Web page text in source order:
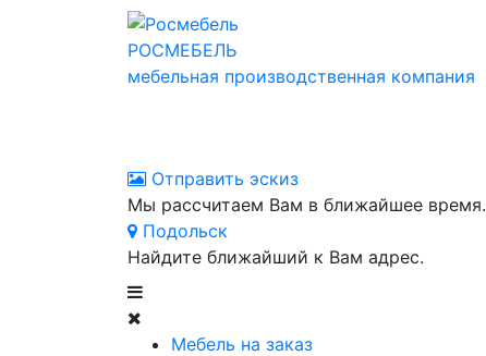
РОСМЕБЕЛЬ
мебельная производственная компания
Отправить эскиз
Мы рассчитаем Вам в ближайшее время.
Подольск
Найдите ближайший к Вам адрес.
Мебель на заказ